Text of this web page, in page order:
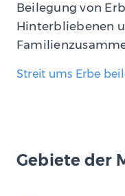
Beilegung von
Hinterbliebenen
Streit ums Erbe
Gebiete der